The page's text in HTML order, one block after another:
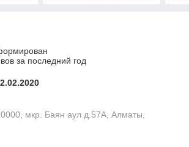
за последний год
мкр. Баян аул д.57А, Алматы,